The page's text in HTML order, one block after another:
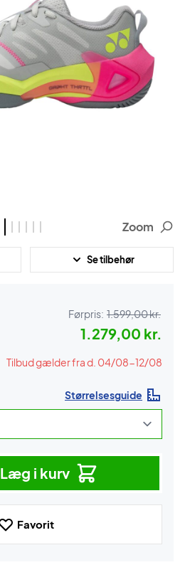
Zoom
Se tilbehør
Førpris: 1.599,00 kr.
1.279,00 kr.
Tilbud gælder fra d. 04/08-12/08
Størrelsesguide
Læg i kurv
Favorit